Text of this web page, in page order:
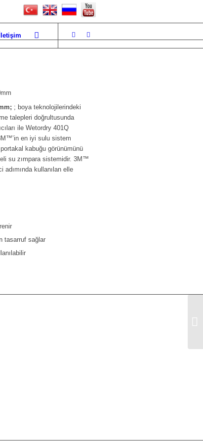
İletişim
; boya teknolojilerindeki
talepleri doğrultusunda
ile Wetordry 401Q
en iyi sulu sistem
kabuğu görünümünü
su zımpara sistemidir. 3M™
kullanılan elle
tasarruf sağlar